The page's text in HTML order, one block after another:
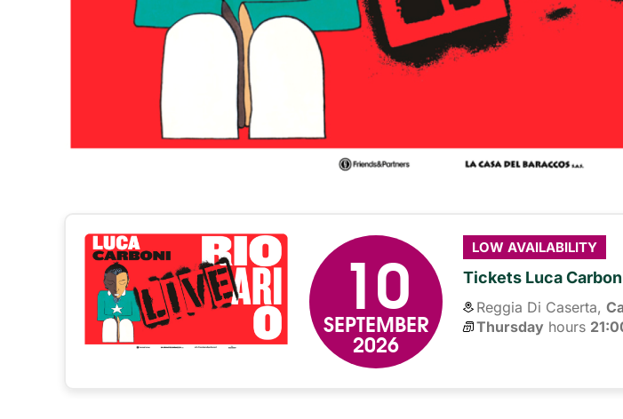
10
SEPTEMBER
2026
LOW AVAILABILITY
Tickets Luca
Reggia Di Caserta,
Thursday hours